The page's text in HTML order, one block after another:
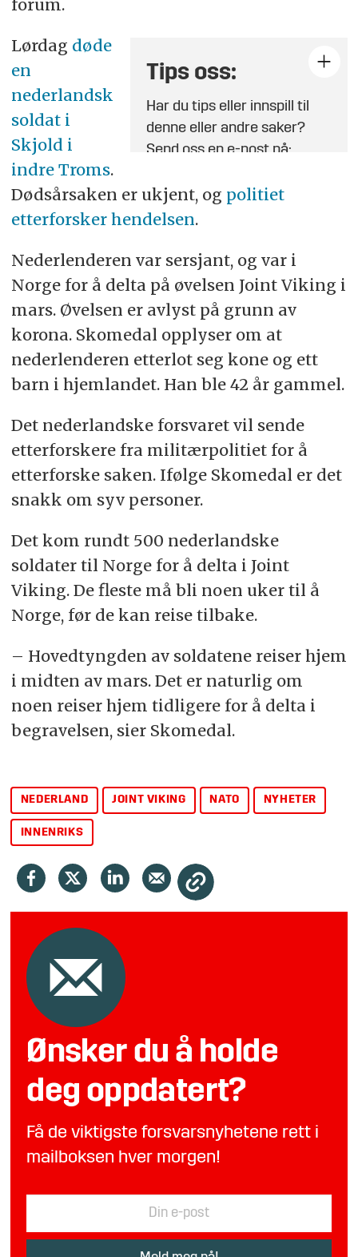
forum.
Tips oss:
Har du tips eller innspill til
denne eller andre saker?
Send oss en e-post på:
kontakt meden av
journalistene
Lørdag døde
en
nederlandsk
soldat i
Skjold i
indre Troms.
Dødsårsaken er ukjent, og politiet
etterforsker hendelsen.
Nederlenderen var sersjant, og var i
Norge for å delta på øvelsen Joint Viking i
mars. Øvelsen er avlyst på grunn av
korona. Skomedal opplyser om at
nederlenderen etterlot seg kone og ett
barn i hjemlandet. Han ble 42 år gammel.
Det nederlandske forsvaret vil sende
etterforskere fra militærpolitiet for å
etterforske saken. Ifølge Skomedal er det
snakk om syv personer.
Det kom rundt 500 nederlandske
soldater til Norge for å delta i Joint
Viking. De fleste må bli noen uker til å
Norge, før de kan reise tilbake.
– Hovedtyngden av soldatene reiser hjem
i midten av mars. Det er naturlig om
noen reiser hjem tidligere for å delta i
begravelsen, sier Skomedal.
NEDERLAND JOINT VIKING NATO NYHETER
INNENRIKS
Ønsker du å holde
deg oppdatert?
Få de viktigste forsvarsnyhetene rett i
mailboksen hver morgen!